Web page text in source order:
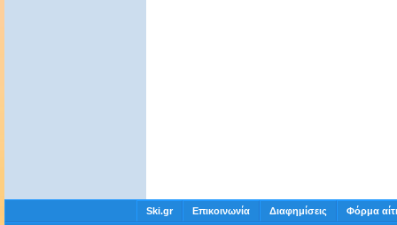
Ski.gr Επικοινωνία Διαφημίσεις Φόρμα